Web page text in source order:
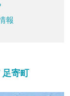
報
寄町